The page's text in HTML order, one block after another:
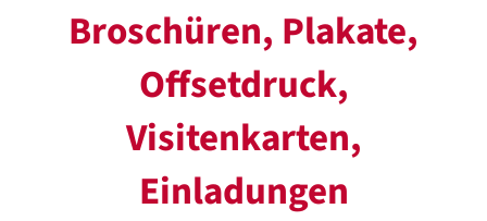
Broschüren, Plakate,
Offsetdruck,
Visitenkarten,
Einladungen